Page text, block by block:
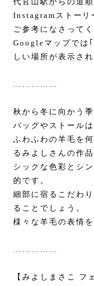
Instagram ストーリ
ご参考になさってく
Google マップでは｢
しい場所が表示され
……………
秋から冬に向かう
バッグやストール
ふわふわの羊毛を
るみよしさんの作品
シックな色彩とシ
的です。
細部に宿るこだわ
ることでしょう。
様々な羊毛の表情
……………
【みよしまさこ フ